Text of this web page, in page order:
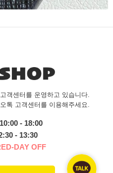
객센터를 운영하고 있습니다.
톡 고객센터를 이용해주세요.
- 18:00
- 13:30
DAY OFF